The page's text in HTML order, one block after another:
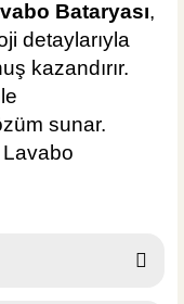
Bataryası,
detaylarıyla
kazandırır.
sunar.